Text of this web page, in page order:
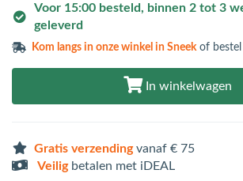
Voor 15:00 besteld, binnen 2 tot 3
geleverd
Kom langs inonze winkel in Sneek of
In winkelwagen
Gratis verzendingvanaf € 75
Veiligbetalen met iDEAL